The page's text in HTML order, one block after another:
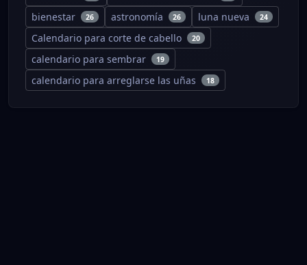
bienestar 26 astronomía 26 luna nueva 24
Calendario para corte de cabello 20
calendario para sembrar 19
calendario para arreglarse las uñas 18